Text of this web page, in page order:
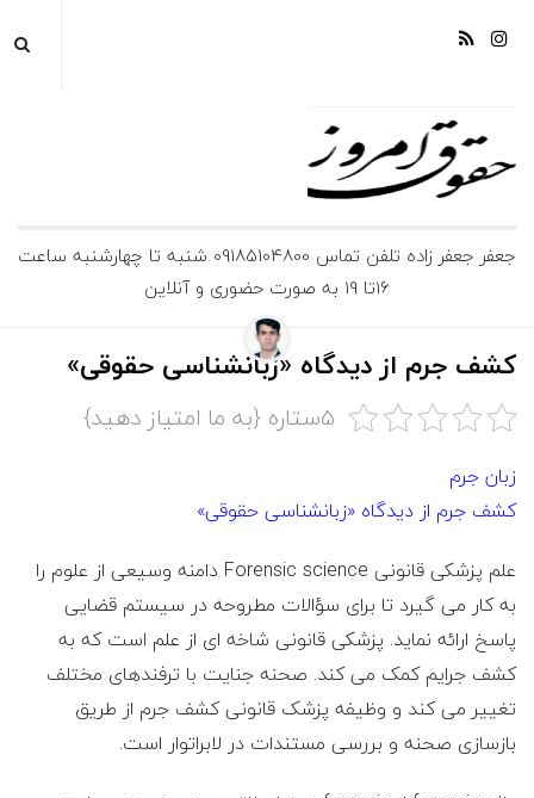
ج
ف
ر
ج
ع
ف
ر
ز
جعفر جعفر زاده تلفن تماس 09185104800 شنبه تا چهارشنبه ساعت
16تا 19 به صورت حضوری و آنلاین
کشف جرم از دیدگاه «زبانشناسی حقوقی»
5ستاره {به ما امتیاز دهید}
زبان جرم
کشف جرم از دیدگاه «زبانشناسی حقوقی»
علم پزشکی قانونی Forensic science دامنه وسیعی از علوم را
به کار می گیرد تا برای سؤالات مطروحه در سیستم قضایی
پاسخ ارائه نماید. پزشکی قانونی شاخه ای از علم است که به
کشف جرایم کمک می کند. صحنه جنایت با ترفندهای مختلف
تغییر می کند و وظیفه پزشک قانونی کشف جرم از طریق
بازسازی صحنه و بررسی مستندات در لابراتوار است.